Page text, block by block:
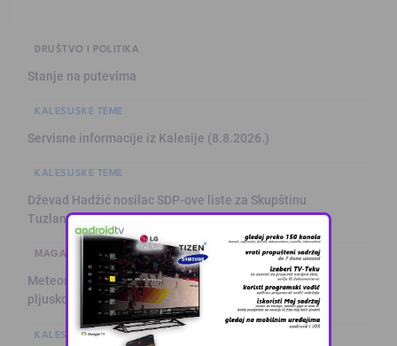
DRUŠTVO I POLITIKA
Stanje na putevima
KALESIJSKE TEME
Servisne informacije iz Kalesije (8.8.2026.)
KALESIJSKE TEME
Dževad Hadžić nosilac SDP-ove liste za Skupštinu
Tuzlanskog kanton …
MAGAZIN
Meteorolozi najavili blagu promjenu vremena: Sutra
pljuskovi i grmljav …
KALESIJSKE TEME